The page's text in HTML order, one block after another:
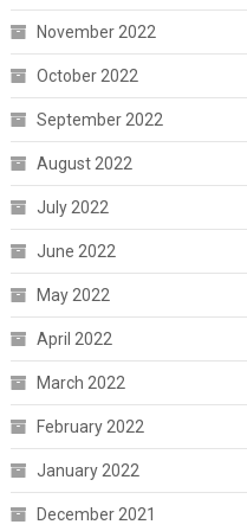
November 2022
October 2022
September 2022
August 2022
July 2022
June 2022
May 2022
April 2022
March 2022
February 2022
January 2022
December 2021